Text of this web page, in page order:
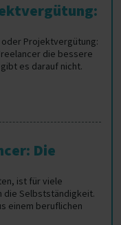
oder Projektvergütung:
die bessere
es darauf nicht.
Die
ist für viele
die Selbstständigkeit.
einem beruflichen